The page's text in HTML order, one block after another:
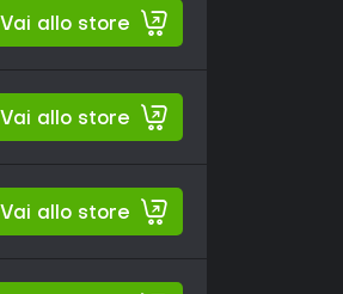
Vai allo store
Vai allo store
Vai allo store